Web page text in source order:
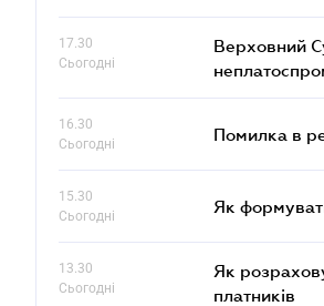
17.30
Сьогодні
Верховний
16.30
Сьогодні
Помилка в
15.30
Сьогодні
Як
13.30
Сьогодні
Як
платників